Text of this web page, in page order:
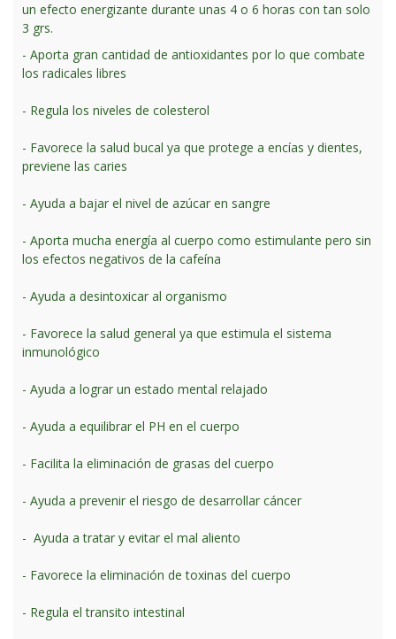
un efecto energizante durante unas 4 o 6 horas con tan solo
3 grs.
- Aporta gran cantidad de antioxidantes por lo que combate
los radicales libres
- Regula los niveles de colesterol
- Favorece la salud bucal ya que protege a encías y dientes,
previene las caries
- Ayuda a bajar el nivel de azúcar en sangre
- Aporta mucha energía al cuerpo como estimulante pero sin
los efectos negativos de la cafeína
- Ayuda a desintoxicar al organismo
- Favorece la salud general ya que estimula el sistema
inmunológico
- Ayuda a lograr un estado mental relajado
- Ayuda a equilibrar el PH en el cuerpo
- Facilita la eliminación de grasas del cuerpo
- Ayuda a prevenir el riesgo de desarrollar cáncer
- Ayuda a tratar y evitar el mal aliento
- Favorece la eliminación de toxinas del cuerpo
- Regula el transito intestinal